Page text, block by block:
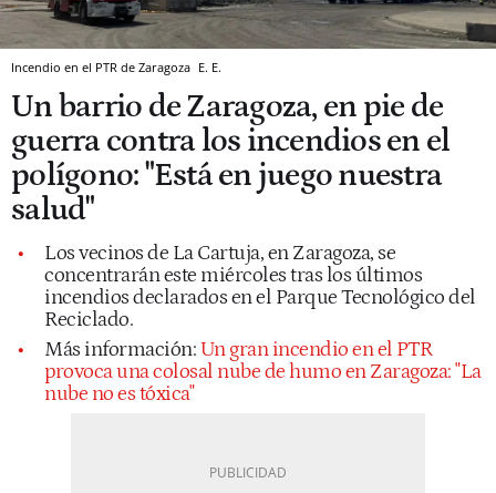
Incendio en el PTR de Zaragoza E. E.
Un barrio de Zaragoza, en pie de
guerra contra los incendios en el
polígono: "Está en juego nuestra
salud"
Los vecinos de La Cartuja, en Zaragoza, se
concentrarán este miércoles tras los últimos
incendios declarados en el Parque Tecnológico del
Reciclado.
Más información: Un gran incendio en el PTR
provoca una colosal nube de humo en Zaragoza: "La
nube no es tóxica"